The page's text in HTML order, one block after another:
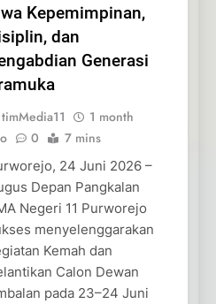
Kepemimpinan,
dan
Generasi
timMedia11
1 month
0 7 mins
24 Juni 2026 –
Depan Pangkalan
Negeri 11 Purworejo
menyelenggarakan
Kemah dan
Calon Dewan
pada 23–24 Juni